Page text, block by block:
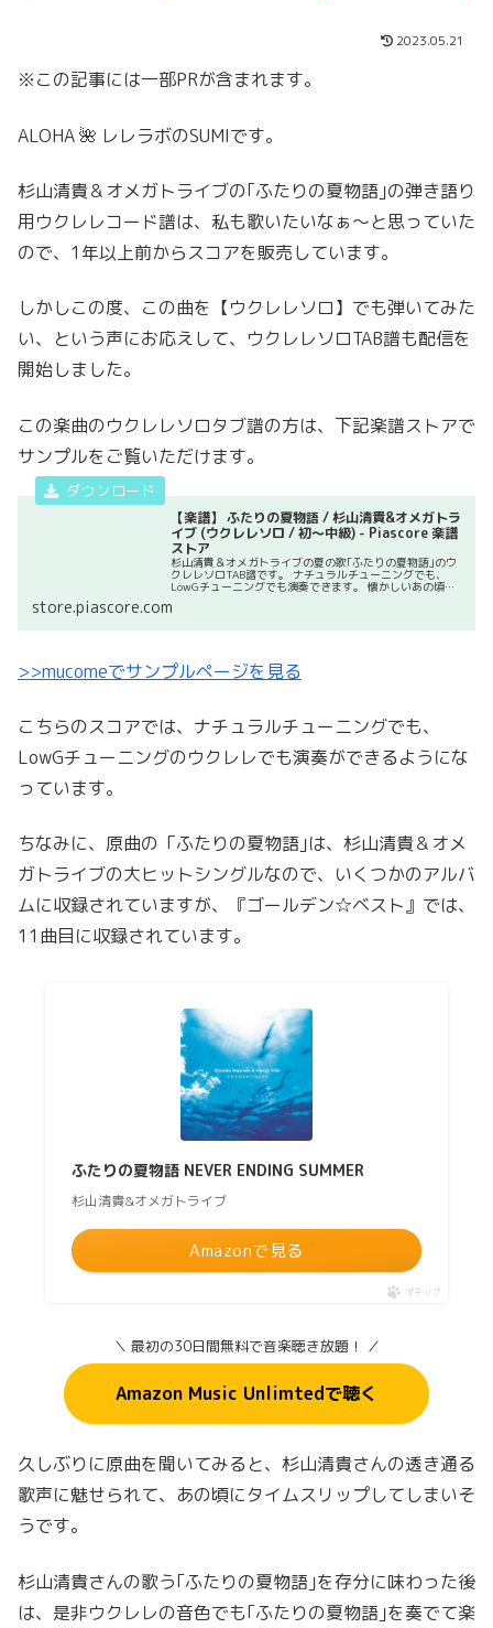
2023.05.21
※この記事には一部PRが含まれます。
ALOHA 🌺 レレラボのSUMIです。
杉山清貴＆オメガトライブの｢ふたりの夏物語｣の弾き語り
用ウクレレコード譜は、私も歌いたいなぁ～と思っていた
ので、1年以上前からスコアを販売しています。
しかしこの度、この曲を【ウクレレソロ】でも弾いてみた
い、という声にお応えして、ウクレレソロTAB譜も配信を
開始しました。
この楽曲のウクレレソロタブ譜の方は、下記楽譜ストアで
サンプルをご覧いただけます。
【楽譜】 ふたりの夏物語 / 杉山清貴&オメガトラ
イブ (ウクレレソロ / 初〜中級) - Piascore 楽譜
ストア
杉山清貴＆オメガトライブの夏の歌｢ふたりの夏物語｣のウ
クレレソロTAB譜です。 ナチュラルチューニングでも、
LowGチューニングでも演奏できます。 懐かしいあの頃が
コ...
store.piascore.com
>>mucomeでサンプルページを見る
こちらのスコアでは、ナチュラルチューニングでも、
LowGチューニングのウクレレでも演奏ができるようにな
っています。
ちなみに、原曲の「ふたりの夏物語｣は、杉山清貴＆オメ
ガトライブの大ヒットシングルなので、いくつかのアルバ
ムに収録されていますが、『ゴールデン☆ベスト』では、
11曲目に収録されています。
ふたりの夏物語 NEVER ENDING SUMMER
杉山清貴&オメガトライブ
Amazonで見る
ポチップ
＼ 最初の30日間無料で音楽聴き放題！ ／
Amazon Music Unlimtedで聴く
久しぶりに原曲を聞いてみると、杉山清貴さんの透き通る
歌声に魅せられて、あの頃にタイムスリップしてしまいそ
うです。
杉山清貴さんの歌う｢ふたりの夏物語｣を存分に味わった後
は、是非ウクレレの音色でも｢ふたりの夏物語｣を奏でて楽